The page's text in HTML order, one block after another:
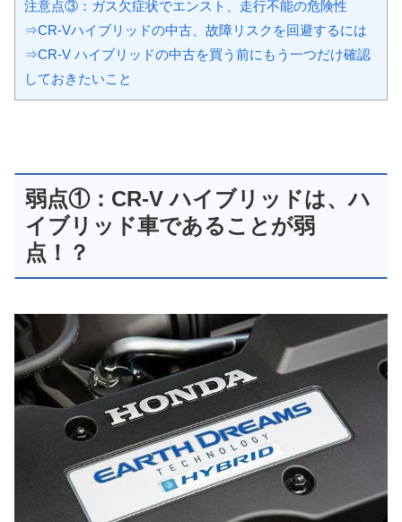
注意点③：ガス欠症状でエンスト、走行不能の危険性
⇒CR-Vハイブリッドの中古、故障リスクを回避するには
⇒CR-V ハイブリッドの中古を買う前にもう一つだけ確認
しておきたいこと
弱点①：CR-V ハイブリッドは、ハ
イブリッド車であることが弱
点！？